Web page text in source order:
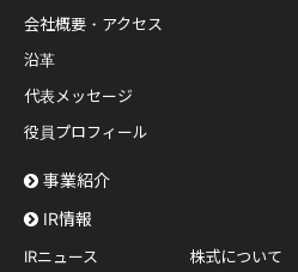
会社概要・アクセス
沿革
代表メッセージ
役員プロフィール
事業紹介
IR情報
IRニュース
株式について